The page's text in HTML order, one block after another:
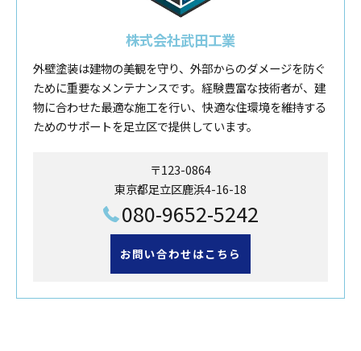
株式会社武田工業
外壁塗装は建物の美観を守り、外部からのダメージを防ぐ
ために重要なメンテナンスです。経験豊富な技術者が、建
物に合わせた最適な施工を行い、快適な住環境を維持する
ためのサポートを足立区で提供しています。
〒123-0864
東京都足立区鹿浜4-16-18
080-9652-5242
お問い合わせはこちら